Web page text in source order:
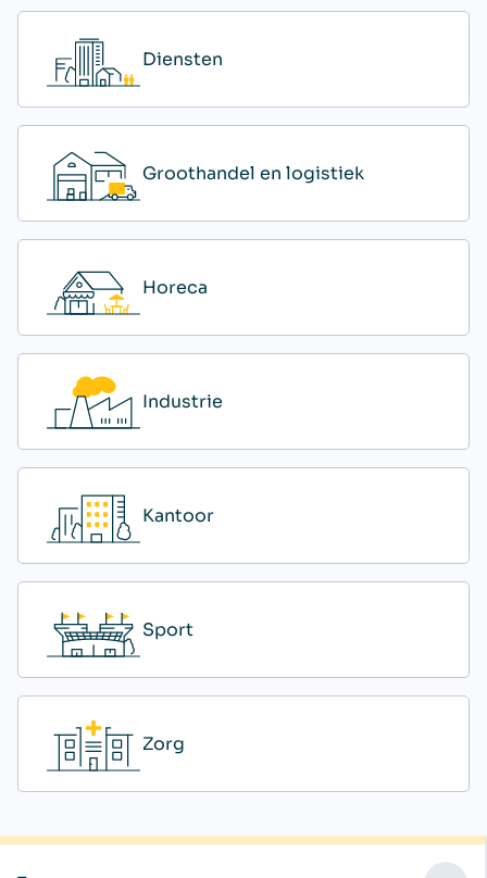
Diensten
Groothandel en logistiek
Horeca
Industrie
Kantoor
Sport
Zorg